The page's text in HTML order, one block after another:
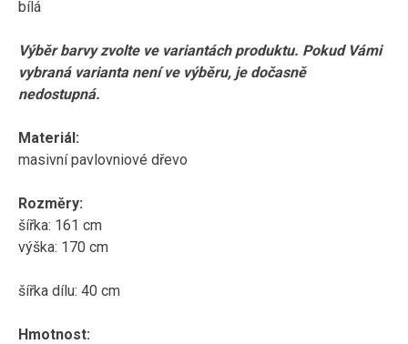
bílá
Výběr barvy zvolte ve variantách produktu. Pokud Vámi
vybraná varianta není ve výběru, je dočasně
nedostupná.
Materiál:
masivní pavlovniové dřevo
Rozměry:
šířka: 161 cm
výška: 170 cm
šířka dílu: 40 cm
Hmotnost: